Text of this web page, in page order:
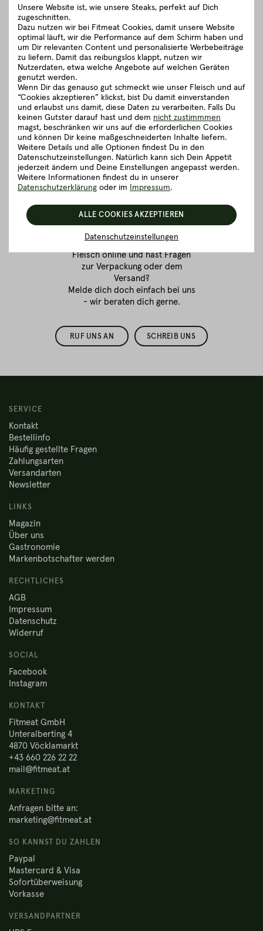
Fleischkauf ist
Vertrauenssache.
Wir sind für dich da!
Du bestellst zum ersten Mal
Fleisch onlineund hast Fragen
zur Verpackung oder dem
Versand?
Melde dich doch einfach bei uns
- wir beraten dich gerne.
RUF UNS AN SCHREIB UNS
SERVICE
Kontakt
Bestellinfo
Häufig gestellte Fragen
Zahlungsarten
Versandarten
Newsletter
LINKS
Magazin
Über uns
Gastronomie
Markenbotschafter werden
RECHTLICHES
AGB
Impressum
Datenschutz
Widerruf
SOCIAL
Facebook
Instagram
KONTAKT
Fitmeat GmbH
Unteralberting 4
4870 Vöcklamarkt
+43 660 226 22 22
mail@fitmeat.at
MARKETING
Anfragen bitte an:
marketing@fitmeat.at
SO KANNST DU ZAHLEN
Paypal
Mastercard & Visa
Sofortüberweisung
Vorkasse
VERSANDPARTNER
Unsere Website ist, wie unsere Steaks, perfekt auf Dich
zugeschnitten.
Dazu nutzen wir bei Fitmeat Cookies, damit unsere Website
optimal läuft, wir die Performance auf dem Schirm haben und
um Dir relevanten Content und personalisierte Werbebeiträge
zu liefern. Damit das reibungslos klappt, nutzen wir
Nutzerdaten, etwa welche Angebote auf welchen Geräten
genutzt werden.
Wenn Dir das genauso gut schmeckt wie unser Fleisch und auf
“Cookies akzeptieren” klickst, bist Du damit einverstanden
und erlaubst uns damit, diese Daten zu verarbeiten. Falls Du
keinen Gutster darauf hast und dem nicht zustimmmen
magst, beschränken wir uns auf die erforderlichen Cookies
und können Dir keine maßgeschneiderten Inhalte liefern.
Weitere Details und alle Optionen findest Du in den
Datenschutzeinstellungen. Natürlich kann sich Dein Appetit
jederzeit ändern und Deine Einstellungen angepasst werden.
Weitere Informationen findest du in unserer
Datenschutzerklärung oder im Impressum.
Datenschutzeinstellungen
ALLE COOKIES AKZEPTIEREN